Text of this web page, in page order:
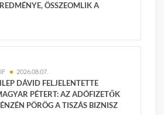
ÖSSZEOMLIK A
2026.08.07.
DÁVID FELJELENTETTE
PÉTERT: AZ ADÓFIZETŐK
PÖRÖG A TISZÁS BIZNISZ